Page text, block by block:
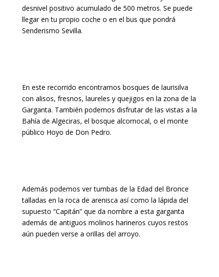
desnivel positivo acumulado de 500 metros. Se puede
llegar en tu propio coche o en el bus que pondrá
Senderismo Sevilla.
En este recorrido encontramos bosques de laurisilva
con alisos, fresnos, laureles y quejigos en la zona de la
Garganta. También podemos disfrutar de las vistas a la
Bahía de Algeciras, el bosque alcornocal, o el monte
público Hoyo de Don Pedro.
Además podemos ver tumbas de la Edad del Bronce
talladas en la roca de arenisca así como la lápida del
supuesto “Capitán” que da nombre a esta garganta
además de antiguos molinos harineros cuyos restos
aún pueden verse a orillas del arroyo.